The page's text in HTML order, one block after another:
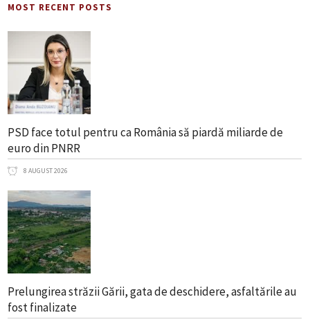
MOST RECENT POSTS
PSD face totul pentru ca România să piardă miliarde de
euro din PNRR
8 AUGUST 2026
Prelungirea străzii Gării, gata de deschidere, asfaltările au
fost finalizate